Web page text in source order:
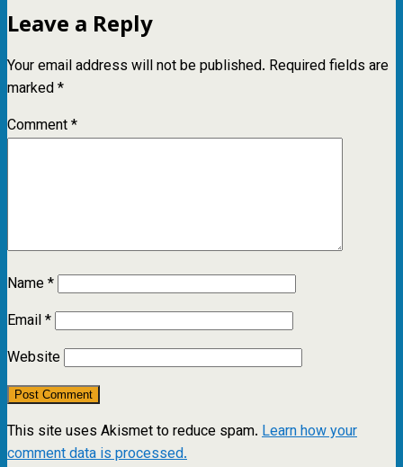
Leave a Reply
Your email address will not be published. Required fields are
marked*
Comment*
Name*
Email*
Website
This site uses Akismet to reduce spam. Learn how your
comment data is processed.